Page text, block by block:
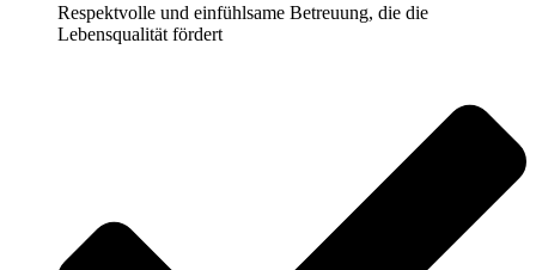
Respektvolle und einfühlsame Betreuung, die die
Lebensqualität fördert